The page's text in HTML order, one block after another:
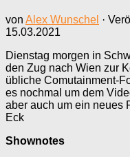
von Alex Wunschel ·
15.03.2021
Dienstag morgen in
den Zug nach Wien zur
übliche Comutainment-
es nochmal um dem
aber auch um ein neues
Eck
Shownotes